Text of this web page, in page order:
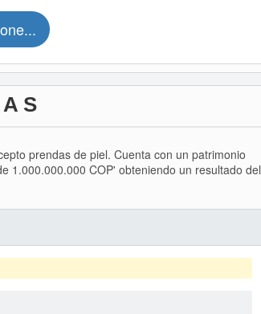
S
prendas de piel. Cuenta con un patrimonio
1.000.000.000 COP' obteniendo un resultado del